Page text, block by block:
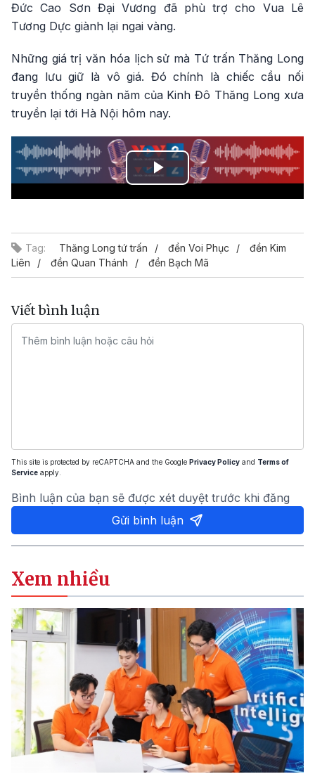
Đức Cao Sơn Đại Vương đã phù trợ cho Vua Lê
Tương Dực giành lại ngai vàng.
Những giá trị văn hóa lịch sử mà Tứ trấn Thăng Long
đang lưu giữ là vô giá. Đó chính là chiếc cầu nối
truyền thống ngàn năm của Kinh Đô Thăng Long xưa
truyền lại tới Hà Nội hôm nay.
Play
Tag: Thăng Long tứ trấn đền Voi Phục
đền Kim
Liên
đền Quan Thánh đền Bạch Mã
Viết bình luận
This site is protected by reCAPTCHA and the Google Privacy Policy and Terms of
Service apply.
Bình luận của bạn sẽ được xét duyệt trước khi đăng
Gửi bình luận
Xem nhiều